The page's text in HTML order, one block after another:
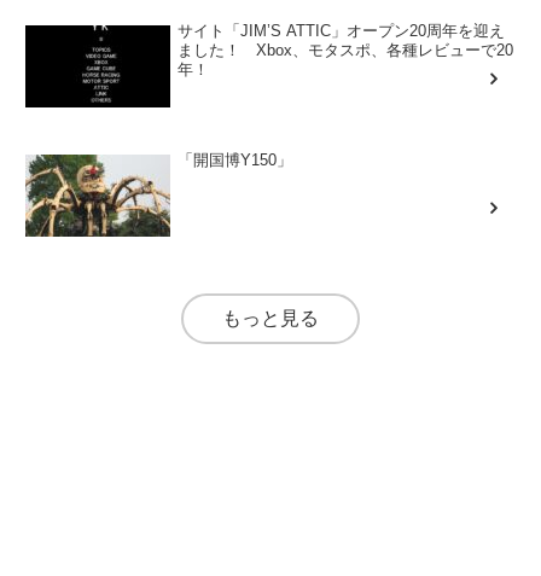
サイト「JIM’S ATTIC」オープン20周年を迎え
ました！ Xbox、モタスポ、各種レビューで20
年！
「開国博Y150」
もっと見る